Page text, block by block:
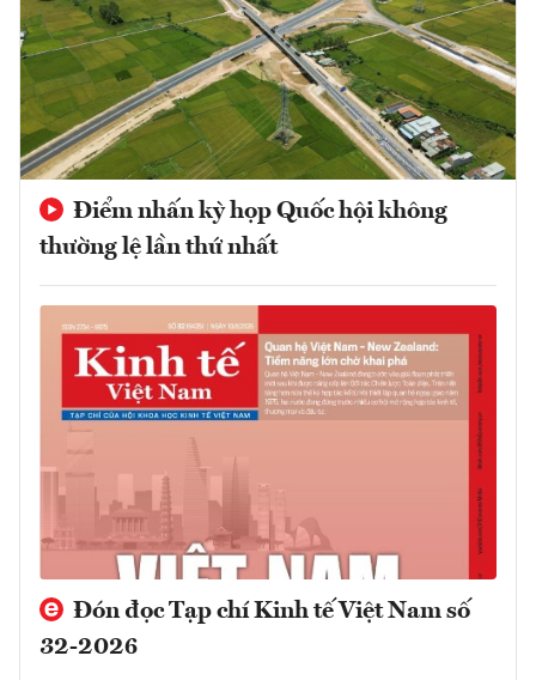
Điểm nhấn kỳ họp Quốc hội không
thường lệ lần thứ nhất
Đón đọc Tạp chí Kinh tế Việt Nam số
32-2026